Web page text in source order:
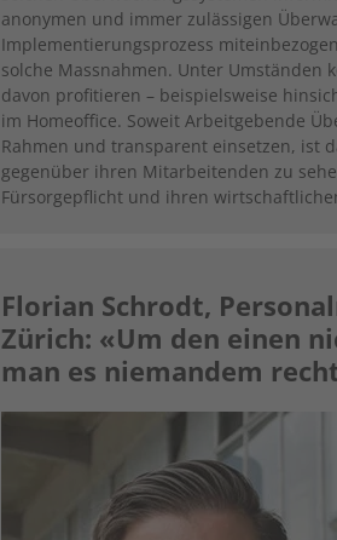
anonymen und immer zulässigen
Implementierungsprozess
solche Massnahmen. Unter
davon profitieren – beispielsweise
im Homeoffice. Soweit Arbeitgebende
Rahmen und transparent einsetzen, ist
gegenüber ihren Mitarbeitenden zu
Fürsorgepflicht und ihren
Florian Schrodt,
Zürich: «Um den einen
man es niemandem